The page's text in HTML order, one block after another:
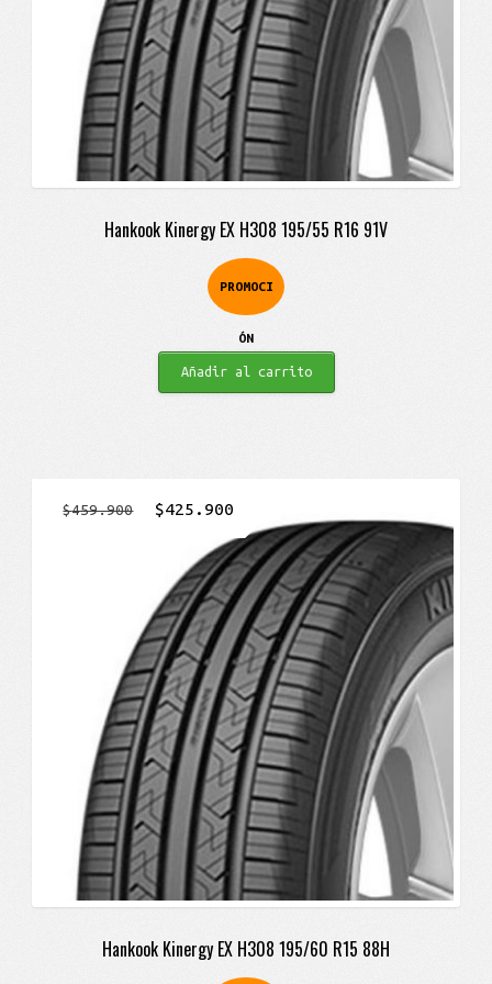
Hankook Kinergy EX H308 195/55 R16 91V
PROMOCI
ÓN
Añadir al carrito
Hankook Kinergy EX H308 195/60 R15 88H
$459.900
El
original
era:
$459.900.
$425.900
precio
actual
es:
$425.900.